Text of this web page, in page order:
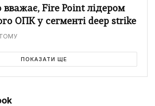
вважає, Fire Point лідером
ОПК у сегменті deep strike
ПОКАЗАТИ ЩЕ